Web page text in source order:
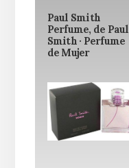
Paul Smith
Perfume, de Paul
Smith · Perfume
de Mujer